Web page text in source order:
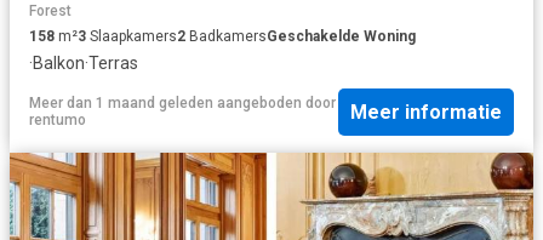
Forest
158 m²3 Slaapkamers2 BadkamersGeschakelde Woning
·Balkon·Terras
Meer dan 1 maand geleden aangeboden door
rentumo
Meer informatie